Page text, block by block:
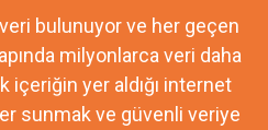
bulunuyor ve her geçen
milyonlarca veri daha
içeriğin yer aldığı internet
sunmak ve güvenli veriye